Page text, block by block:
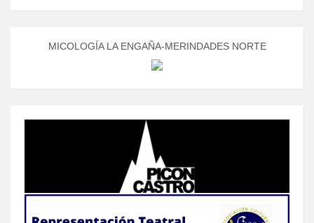
MICOLOGÍA LA ENGAÑA-MERINDADES NORTE